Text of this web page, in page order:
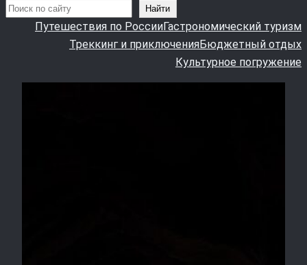
Поиск Найти
Путешествия по РоссииГастрономический туризм
Треккинг и приключенияБюджетный отдых
Культурное погружение